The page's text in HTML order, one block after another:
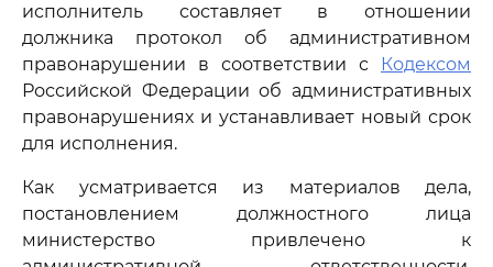
исполнитель составляет в отношении
должника протокол об административном
правонарушении в соответствии с
Кодексом
Российской Федерации об административных
правонарушениях и устанавливает новый срок
для исполнения.
Как усматривается из материалов дела,
постановлением должностного лица
министерство привлечено к